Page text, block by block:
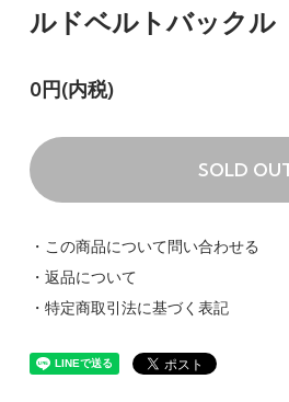
ルドベルトバックル
0円(内税)
SOLD
・この商品について問い合わせる
・返品について
・特定商取引法に基づく表記